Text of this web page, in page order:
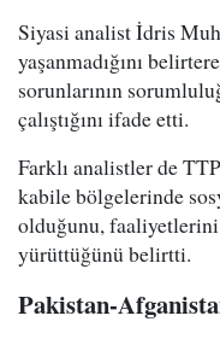
Siyasi analist İdris
yaşanmadığını
sorunlarının
çalıştığını ifade etti.
Farklı analistler de
kabile bölgelerinde
olduğunu,
yürüttüğünü belirtti.
Pakistan-